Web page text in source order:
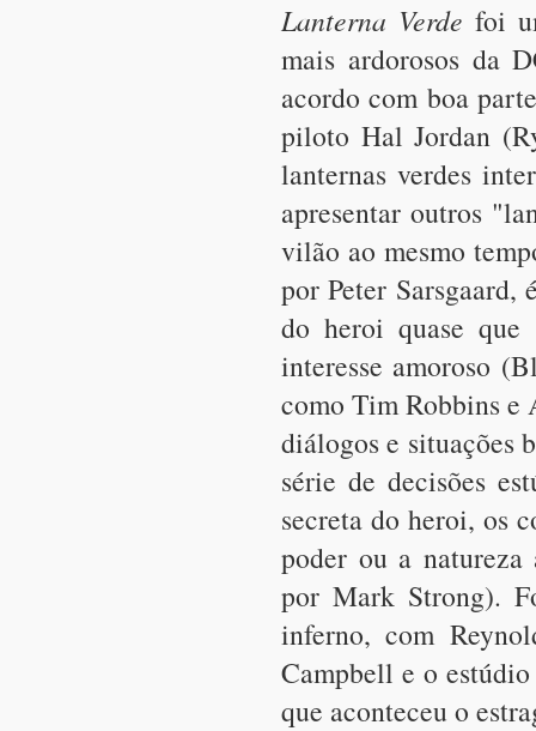
Lanterna Verde foi
mais ardorosos da
acordo com boa
piloto Hal Jordan
lanternas verdes
apresentar outros
vilão ao mesmo
por Peter
do heroi quase
interesse amoroso
como Tim Robbins e
diálogos e situações
série de decisões
secreta do heroi, os
poder ou a
por Mark Strong).
inferno, com
Campbell e o
que aconteceu o